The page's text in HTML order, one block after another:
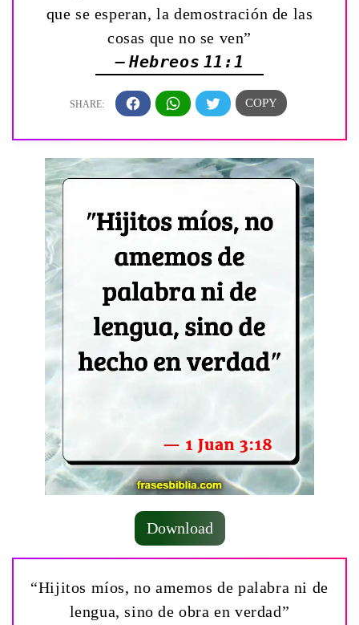
que se esperan, la demostración de las
cosas que no se ven”
— Hebreos 11:1
Download
“Hijitos míos, no amemos de palabra ni de
lengua, sino de obra en verdad”